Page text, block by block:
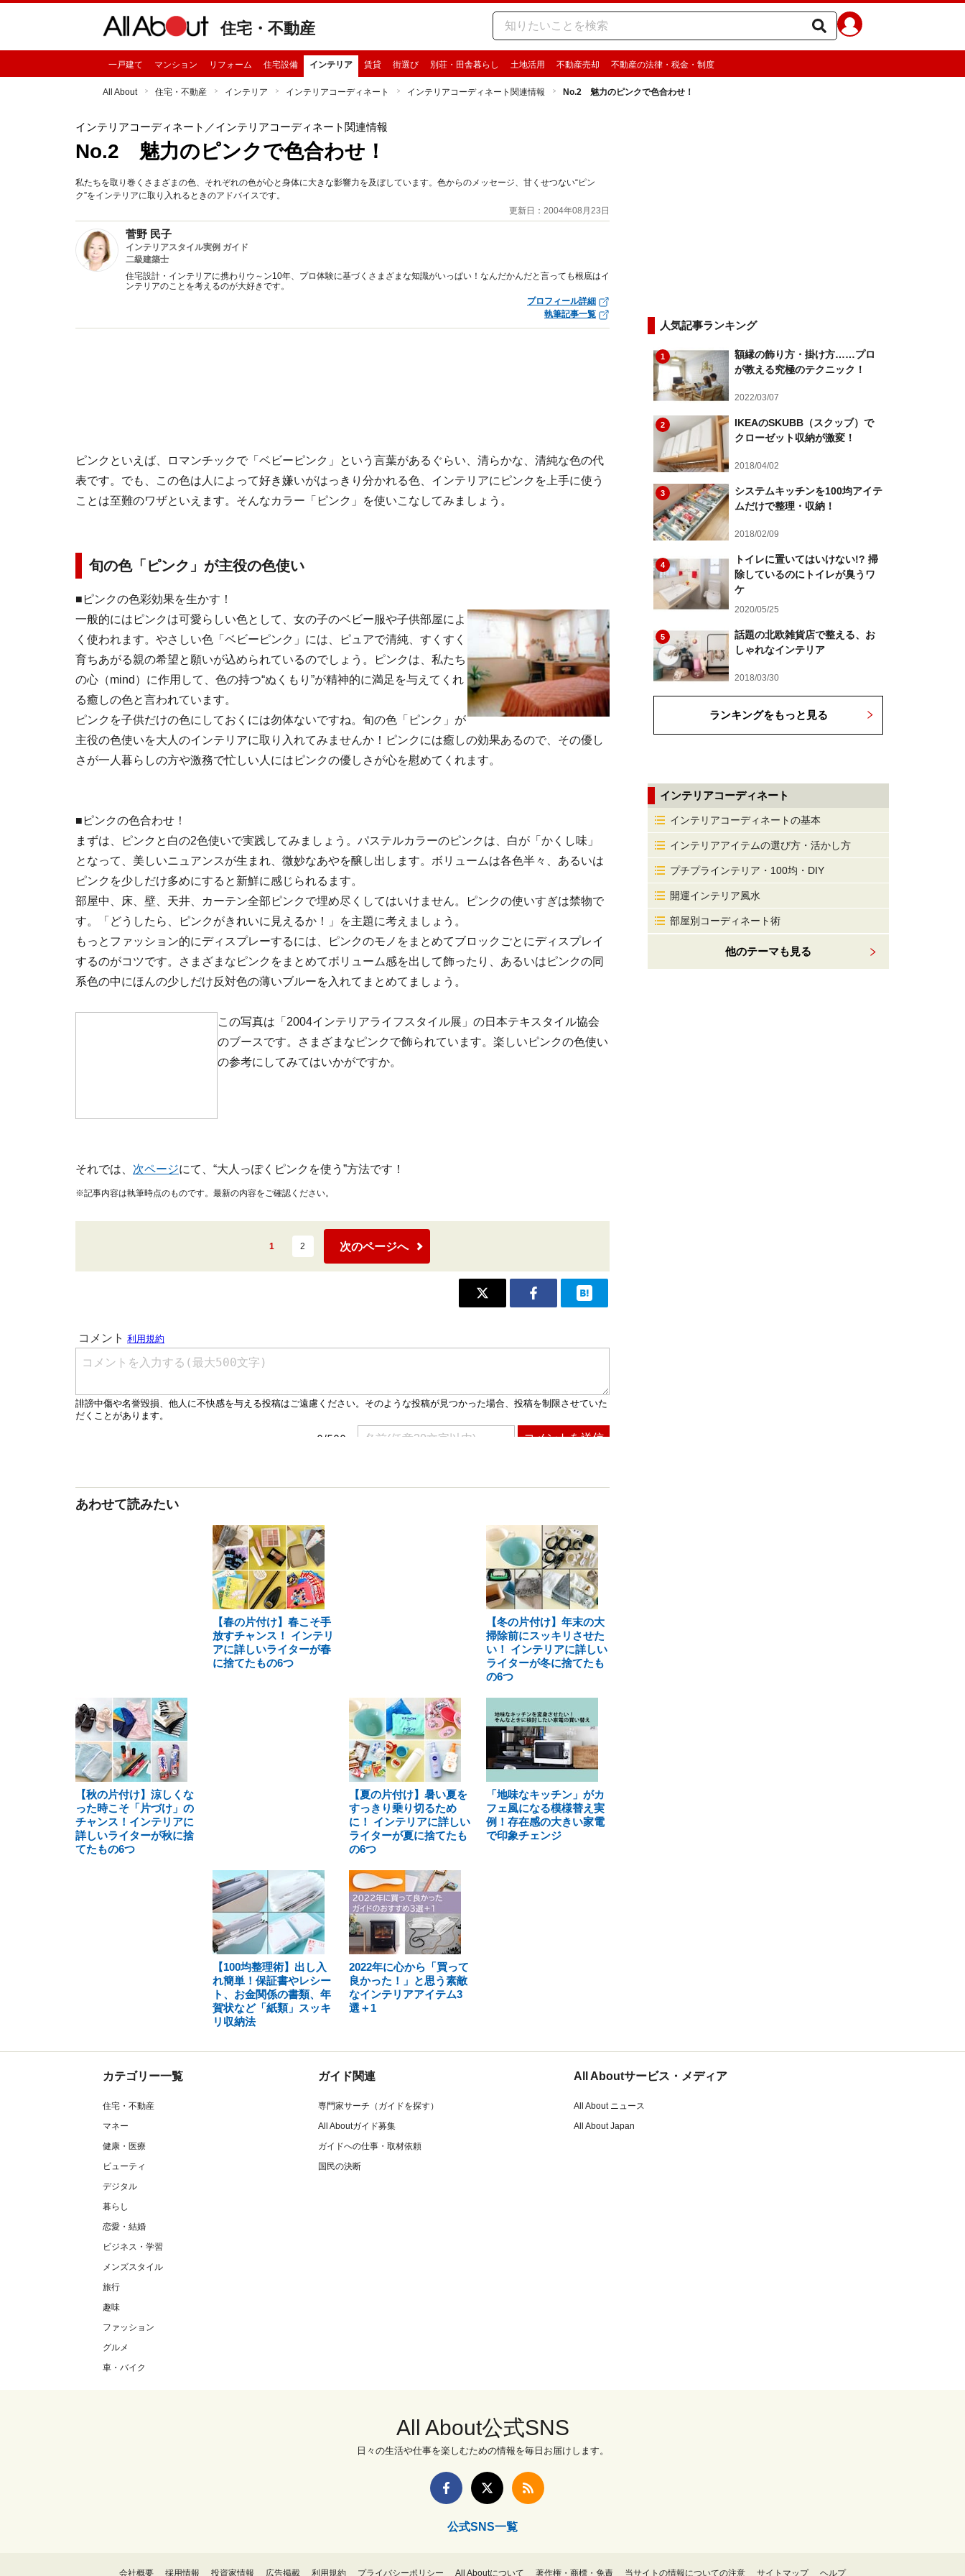
住宅・不動産
一戸建て マンション リフォーム 住宅設備 インテリア 賃貸 街選び 別荘・田舎暮らし 土地活用 不動産売却 不動産の法律・税金・制度
All About 住宅・不動産 インテリア インテリアコーディネート インテリアコーディネート関連情報 No.2 魅力のピンクで色合わせ！
インテリアコーディネート ／インテリアコーディネート関連情報
No.2 魅力のピンクで色合わせ！
私たちを取り巻くさまざまの色、それぞれの色が心と身体に大きな影響力を及ぼしています。色からのメッセージ、甘くせつない“ピン
ク”をインテリアに取り入れるときのアドバイスです。
更新日：2004年08月23日
菅野 民子
インテリアスタイル実例 ガイド
二級建築士
住宅設計・インテリアに携わりウ～ン10年、プロ体験に基づくさまざまな知識がいっぱい！なんだかんだと言っても根底はイ
ンテリアのことを考えるのが大好きです。
プロフィール詳細
執筆記事一覧
ピンクといえば、ロマンチックで「ベビーピンク」という言葉があるぐらい、清らかな、清純な色の代
表です。でも、この色は人によって好き嫌いがはっきり分かれる色、インテリアにピンクを上手に使う
ことは至難のワザといえます。そんなカラー「ピンク」を使いこなしてみましょう。
旬の色「ピンク」が主役の色使い
■ピンクの色彩効果を生かす！
一般的にはピンクは可愛らしい色として、女の子のベビー服や子供部屋によ
く使われます。やさしい色「ベビーピンク」には、ピュアで清純、すくすく
育ちあがる親の希望と願いが込められているのでしょう。ピンクは、私たち
の心（mind）に作用して、色の持つ“ぬくもり”が精神的に満足を与えてくれ
る癒しの色と言われています。
ピンクを子供だけの色にしておくには勿体ないですね。 旬の色「ピンク」が
主役の色使いを大人のインテリアに取り入れてみませんか！ピンクには癒しの効果あるので、その優し
さが一人暮らしの方や激務で忙しい人にはピンクの優しさが心を慰めてくれます。
■ピンクの色合わせ！
まずは、ピンクと白の2色使いで実践してみましょう。パステルカラーのピンクは、白が「かくし味」
となって、美しいニュアンスが生まれ、微妙なあやを醸し出します。ボリュームは各色半々、あるいは
ピンクを少しだけ多めにすると新鮮に感じられるます。
部屋中、床、壁、天井、カーテン全部ピンクで埋め尽くしてはいけません。ピンクの使いすぎは禁物で
す。「どうしたら、ピンクがきれいに見えるか！」を主題に考えましょう。
もっとファッション的にディスプレーするには、ピンクのモノをまとめてブロックごとにディスプレイ
するのがコツです。さまざまなピンクをまとめてボリューム感を出して飾ったり、あるいはピンクの同
系色の中にほんの少しだけ反対色の薄いブルーを入れてまとめてましょう。
この写真は「2004インテリアライフスタイル展」の日本テキスタイル協会
のブースです。さまざまなピンクで飾られています。楽しいピンクの色使い
の参考にしてみてはいかがですか。
それでは、 次ページにて、“大人っぽくピンクを使う”方法です！
※記事内容は執筆時点のものです。最新の内容をご確認ください。
1 2 次のページへ
あわせて読みたい
【春の片付け】春こそ手
放すチャンス！ インテリ
アに詳しいライターが春
に捨てたもの6つ
【冬の片付け】年末の大
掃除前にスッキリさせた
い！ インテリアに詳しい
ライターが冬に捨てたも
の6つ
【秋の片付け】涼しくな
った時こそ「片づけ」の
チャンス！インテリアに
詳しいライターが秋に捨
てたもの6つ
【夏の片付け】暑い夏を
すっきり乗り切るため
に！ インテリアに詳しい
ライターが夏に捨てたも
の6つ
「地味なキッチン」がカ
フェ風になる模様替え実
例！存在感の大きい家電
で印象チェンジ
【100均整理術】出し入
れ簡単！保証書やレシー
ト、お金関係の書類、年
賀状など「紙類」スッキ
リ収納法
2022年に心から「買って
良かった！」と思う素敵
なインテリアアイテム3
選＋1
人気記事ランキング
1
額縁の飾り方・掛け方……プロ
が教える究極のテクニック！
2022/03/07
2
IKEAのSKUBB（スクッブ）で
クローゼット収納が激変！
2018/04/02
3
システムキッチンを100均アイテ
ムだけで整理・収納！
2018/02/09
4
トイレに置いてはいけない!? 掃
除しているのにトイレが臭うワ
ケ
2020/05/25
5
話題の北欧雑貨店で整える、お
しゃれなインテリア
2018/03/30
ランキングをもっと見る
インテリアコーディネート
インテリアコーディネートの基本
インテリアアイテムの選び方・活かし方
プチプラインテリア・100均・DIY
開運インテリア風水
部屋別コーディネート術
他のテーマも見る
カテゴリー一覧
住宅・不動産
マネー
健康・医療
ビューティ
デジタル
暮らし
恋愛・結婚
ビジネス・学習
メンズスタイル
旅行
趣味
ファッション
グルメ
車・バイク
ガイド関連
専門家サーチ（ガイドを探す）
All Aboutガイド募集
ガイドへの仕事・取材依頼
国民の決断
All Aboutサービス・メディア
All About ニュース
All About Japan
All About公式SNS
日々の生活や仕事を楽しむための情報を毎日お届けします。
公式SNS一覧
会社概要 採用情報 投資家情報 広告掲載 利用規約 プライバシーポリシー All Aboutについて 著作権・商標・免責 当サイトの情報についての注意 サイトマップ ヘルプ